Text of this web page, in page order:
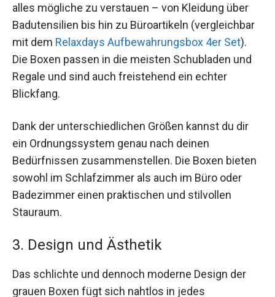
alles mögliche zu verstauen – von Kleidung über
Badutensilien bis hin zu Büroartikeln (vergleichbar
mit dem Relaxdays Aufbewahrungsbox 4er Set).
Die Boxen passen in die meisten Schubladen und
Regale und sind auch freistehend ein echter
Blickfang.
Dank der unterschiedlichen Größen kannst du dir
ein Ordnungssystem genau nach deinen
Bedürfnissen zusammenstellen. Die Boxen bieten
sowohl im Schlafzimmer als auch im Büro oder
Badezimmer einen praktischen und stilvollen
Stauraum.
3. Design und Ästhetik
Das schlichte und dennoch moderne Design der
grauen Boxen fügt sich nahtlos in jedes